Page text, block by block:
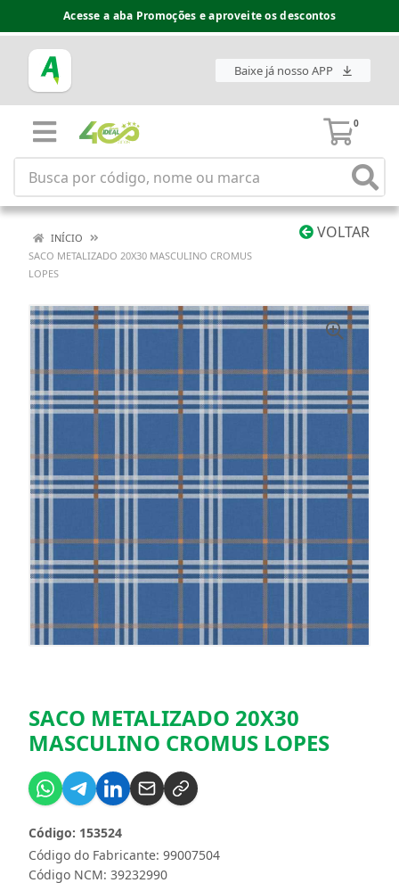
Acesse a aba Promoções e aproveite os descontos
Baixe já nosso APP
0
VOLTAR
INÍCIO
SACO METALIZADO 20X30 MASCULINO CROMUS
LOPES
SACO METALIZADO 20X30
MASCULINO CROMUS LOPES
Código do Fabricante: 99007504
Código: 153524
Código NCM: 39232990